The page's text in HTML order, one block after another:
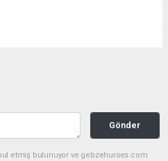
Gönder
etmiş bulunuyor ve gebzehurses.com